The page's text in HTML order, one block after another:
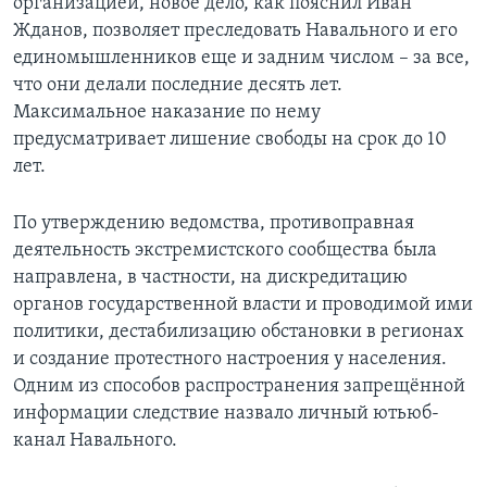
организацией, новое дело, как пояснил Иван
Жданов, позволяет преследовать Навального и его
единомышленников еще и задним числом – за все,
что они делали последние десять лет.
Максимальное наказание по нему
предусматривает лишение свободы на срок до 10
лет.
По утверждению ведомства, противоправная
деятельность экстремистского сообщества была
направлена, в частности, на дискредитацию
органов государственной власти и проводимой ими
политики, дестабилизацию обстановки в регионах
и создание протестного настроения у населения.
Одним из способов распространения запрещённой
информации следствие назвало личный ютьюб-
канал Навального.